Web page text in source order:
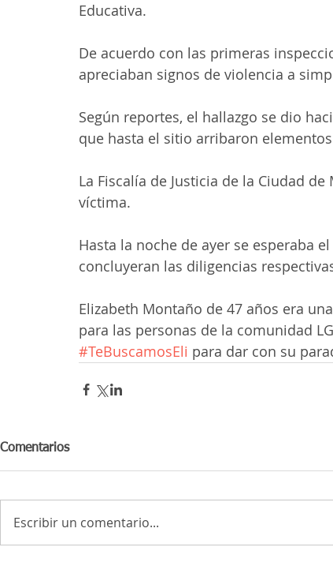
Educativa.
De acuerdo con las primeras
apreciaban signos de violencia a
Según reportes, el hallazgo se dio
que hasta el sitio arribaron
La Fiscalía de Justicia de la Ciudad
víctima.
Hasta la noche de ayer se esperaba
concluyeran las diligencias
Elizabeth Montaño de 47 años era
para las personas de la comunidad
#TeBuscamosEli para dar con su
Comentarios
Escribir un comentario...